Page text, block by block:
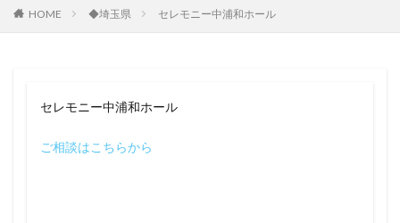
HOME ◆埼玉県 セレモニー中浦和ホール
セレモニー中浦和ホール
ご相談はこちらから